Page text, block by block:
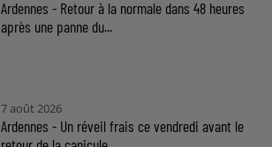
Ardennes - Retour à la normale dans 48 heures
après une panne du...
7 août 2026
Ardennes - Un réveil frais ce vendredi avant le